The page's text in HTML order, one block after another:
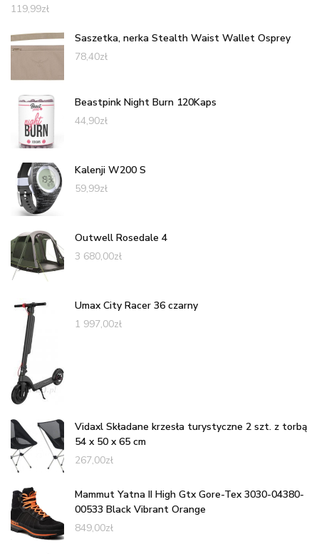
119,99zł
Saszetka, nerka Stealth Waist Wallet Osprey
78,40zł
Beastpink Night Burn 120Kaps
44,90zł
Kalenji W200 S
59,99zł
Outwell Rosedale 4
3 680,00zł
Umax City Racer 36 czarny
1 997,00zł
Vidaxl Składane krzesła turystyczne 2 szt. z torbą
54 x 50 x 65 cm
267,00zł
Mammut Yatna II High Gtx Gore-Tex 3030-04380-
00533 Black Vibrant Orange
849,00zł